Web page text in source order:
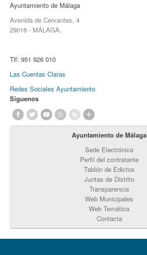
Ayuntamiento de Málaga
Avenida de Cervantes, 4
29016 - MÁLAGA.
Tlf: 951 926 010
Las Cuentas Claras
Redes Sociales Ayuntamiento
Síguenos
Ayuntamiento de Málaga
Sede Electrónica
Perfil del contratante
Tablón de Edictos
Juntas de Distrito
Transparencia
Web Municipales
Web Temática
Contacta